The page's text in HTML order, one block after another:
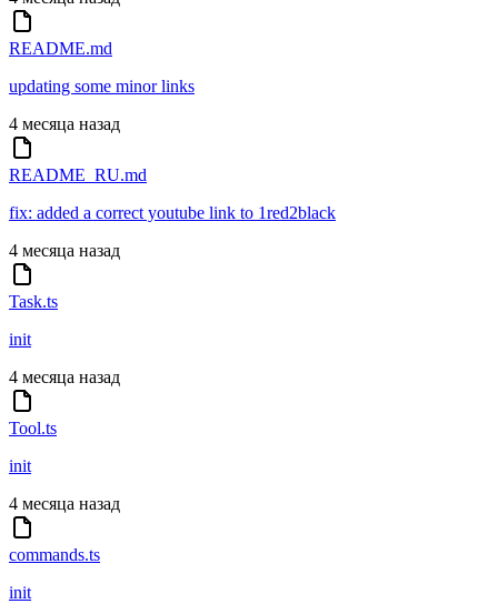
README.md
updating some minor links
4 месяца назад
README_RU.md
fix: added a correct youtube link to 1red2black
4 месяца назад
Task.ts
init
4 месяца назад
Tool.ts
init
4 месяца назад
commands.ts
init